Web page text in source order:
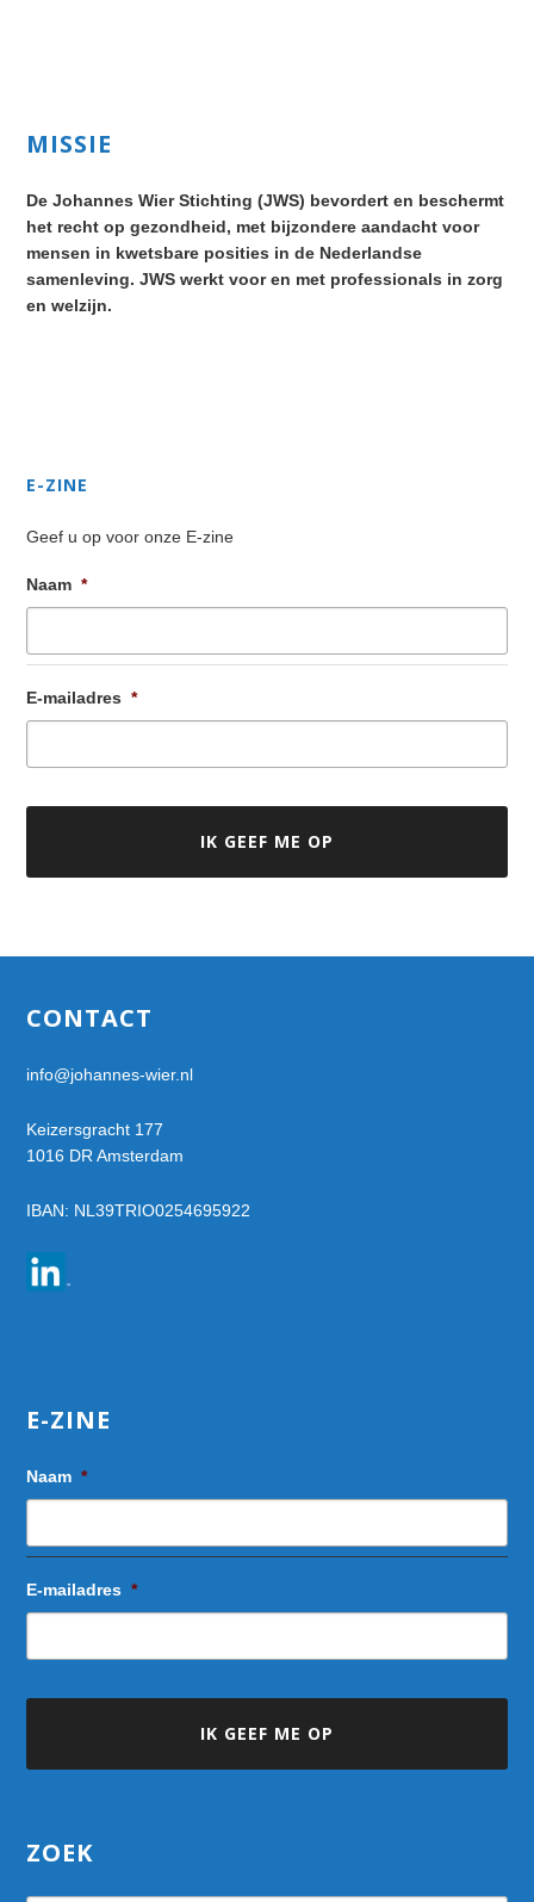
Primary
MISSIE
De Johannes Wier Stichting (JWS) bevordert en beschermt
het recht op gezondheid, met bijzondere aandacht voor
mensen in kwetsbare posities in de Nederlandse
samenleving. JWS werkt voor en met professionals in zorg
en welzijn.
E-ZINE
Geef u op voor onze E-zine
Naam *
E-mailadres *
Footer
CONTACT
info@johannes-wier.nl
Keizersgracht 177
1016 DR Amsterdam
IBAN: NL39TRIO0254695922
E-ZINE
Naam *
E-mailadres *
ZOEK